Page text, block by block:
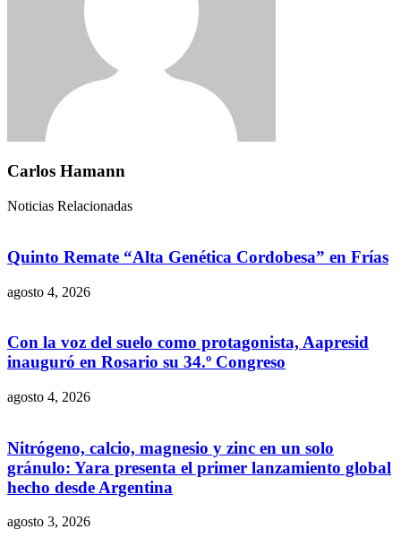
Carlos Hamann
Noticias Relacionadas
Quinto Remate “Alta Genética Cordobesa” en Frías
agosto 4, 2026
Con la voz del suelo como protagonista, Aapresid
inauguró en Rosario su 34.º Congreso
agosto 4, 2026
Nitrógeno, calcio, magnesio y zinc en un solo
gránulo: Yara presenta el primer lanzamiento global
hecho desde Argentina
agosto 3, 2026